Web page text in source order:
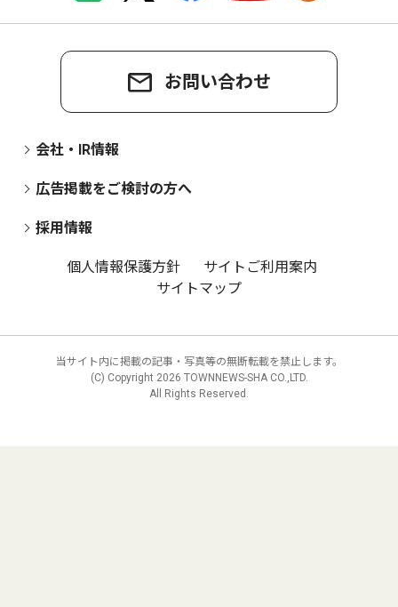
お問い合わせ
会社・IR情報
広告掲載をご検討の方へ
採用情報
個人情報保護方針
サイトご利用案内
サイトマップ
当サイト内に掲載の記事・写真等の無断転載を禁止します。
(C) Copyright 2026 TOWNNEWS-SHA CO.,LTD.
All Rights Reserved.